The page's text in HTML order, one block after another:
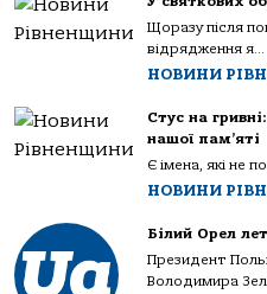
Щоразу після
відрядження я...
НОВИНИ
Стус на
нашої пам’яті
Є імена, які не
НОВИНИ
Білий Орел
Президент
Володимира